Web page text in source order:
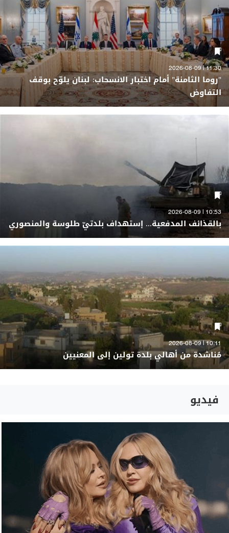
11:30 | 2026-08-09
"روما الثامنة" أمام اختبار الانسحاب: لبنان يلوّح بوقف
التفاوض
10:53 | 2026-08-09
بالقذائف المدفعية... إستهداف بلدتيّ طلوسة والمنصوري
10:11 | 2026-08-09
مُناشدة من أهالي بلدة تولين إلى المعنيين
فيديو